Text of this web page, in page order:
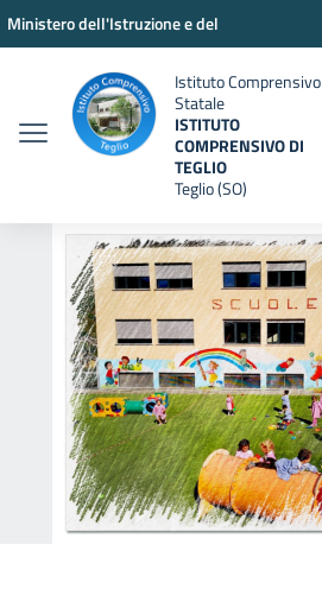
Vai ai contenuti
Vai al menu di navigazione
Vai al footer
Ministero dell'Istruzione e del
Istituto Comprensivo
Statale
ISTITUTO
COMPRENSIVO DI
TEGLIO
Teglio (SO)